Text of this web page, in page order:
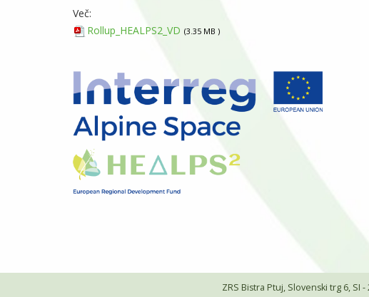
Več:
Rollup_HEALPS2_VD 3.35 MB
ZRS Bistra Ptuj, Slovenski trg 6, SI -